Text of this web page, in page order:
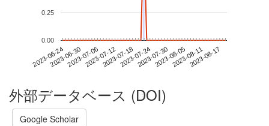
2023-06-242023-06-302023-07-062023-07-122023-07-182023-07-242023-07-302023-08-052023-08-112023-08-17
0.00
0.25
外部データベース (DOI)
Google Scholar